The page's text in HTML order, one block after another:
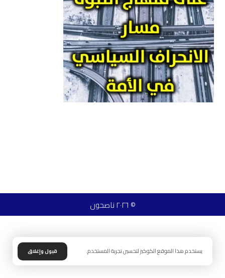
© ٢٠٢٦ ناصحون
يستخدم هذا الموقع الكوكيز لتحسين تجربة المستخدم. قبول وإغلاق